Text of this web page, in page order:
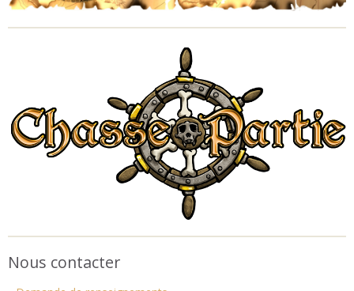
Nous contacter